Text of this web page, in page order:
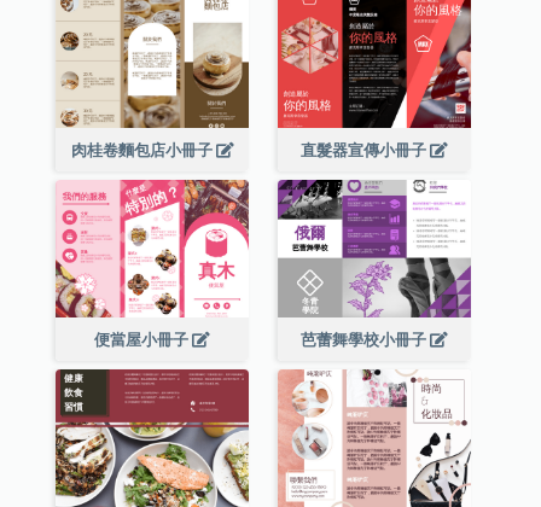
肉桂卷麵包店小冊子 直髮器宣傳小冊子
便當屋小冊子 芭蕾舞學校小冊子